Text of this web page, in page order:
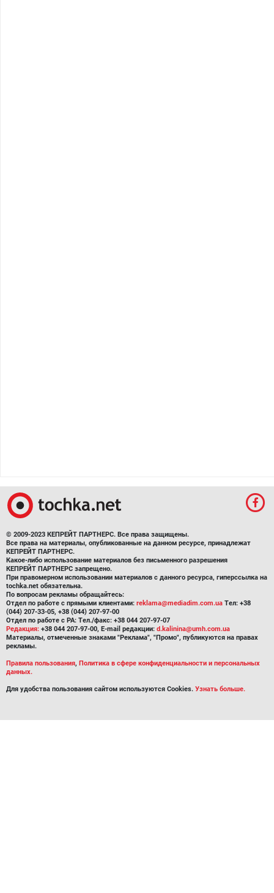
© 2009-2023 КЕПРЕЙТ ПАРТНЕРС. Все права защищены.
Все права на материалы, опубликованные на данном ресурсе, принадлежат
КЕПРЕЙТ ПАРТНЕРС.
Какое-либо использование материалов без письменного разрешения
КЕПРЕЙТ ПАРТНЕРС запрещено.
При правомерном использовании материалов с данного ресурса, гиперссылка на
tochka.net обязательна.
По вопросам рекламы обращайтесь:
Отдел по работе с прямыми клиентами: reklama@mediadim.com.ua Тел: +38
(044) 207-33-05, +38 (044) 207-97-00
Отдел по работе с РА: Тел./факс: +38 044 207-97-07
Редакция: +38 044 207-97-00, E-mail редакции: d.kalinina@umh.com.ua
Материалы, отмеченные знаками "Реклама", "Промо", публикуются на правах
рекламы.
Правила пользования, Политика в сфере конфиденциальности и персональных
данных.
Для удобства пользования сайтом используются Cookies. Узнать больше.